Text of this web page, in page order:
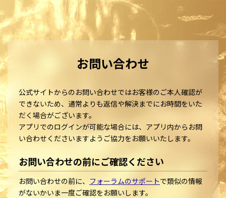
お問い合わせ
公式サイトからのお問い合わせではお客様のご本人確認が
できないため、通常よりも返信や解決までにお時間をいた
だく場合がございます。
アプリでのログインが可能な場合には、アプリ内からお問
い合わせくださいますようご協力をお願いいたします。
お問い合わせの前にご確認ください
お問い合わせの前に、 フォーラムのサポートで類似の情報
がないかいま一度ご確認をお願いします。